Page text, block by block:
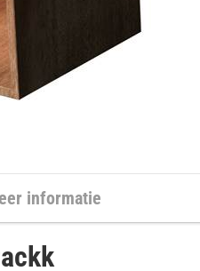
informatie